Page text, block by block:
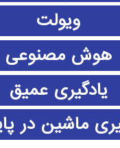
ویولت
هوش مصنوعی
یادگیری عمیق
ماشین در